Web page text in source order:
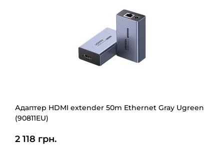
Адаптер HDMI extender 50m Ethernet Gray Ugreen
(90811EU)
2 118 грн.